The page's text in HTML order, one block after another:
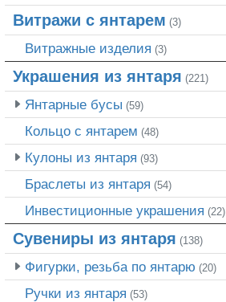
Витражи с янтарем (3)
Витражные изделия (3)
Украшения из янтаря (221)
Янтарные бусы (59)
Кольцо с янтарем (48)
Кулоны из янтаря (93)
Браслеты из янтаря (54)
Инвестиционные украшения (22)
Сувениры из янтаря (138)
Фигурки, резьба по янтарю (20)
Ручки из янтаря (53)